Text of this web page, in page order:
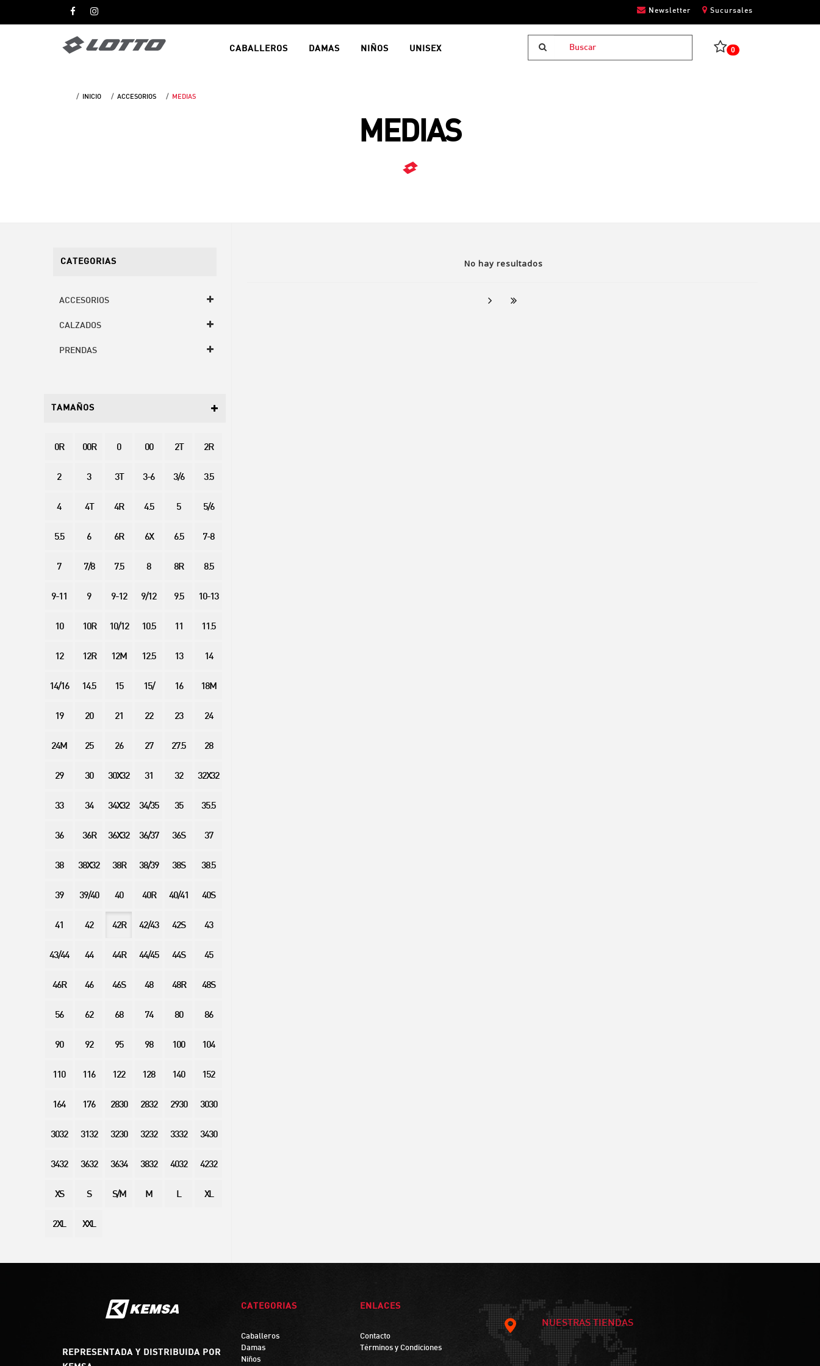
Newsletter Sucursales
0
CABALLEROS DAMAS NIÑOS UNISEX
INICIO ACCESORIOS MEDIAS
MEDIAS
No hay resultados
CATEGORIAS
ACCESORIOS
CALZADOS
PRENDAS
TAMAÑOS
0R 00R 0 00 2T 2R
2 3 3T 3-6 3/6 3.5
4 4T 4R 4.5 5 5/6
5.5 6 6R 6X 6.5 7-8
7 7/8 7.5 8 8R 8.5
9-11 9 9-12 9/12 9.5 10-13
10 10R 10/12 10.5 11 11.5
12 12R 12M 12.5 13 14
14/16 14.5 15 15/ 16 18M
19 20 21 22 23 24
24M 25 26 27 27.5 28
29 30 30X32 31 32 32X32
33 34 34X32 34/35 35 35.5
36 36R 36X32 36/37 36S 37
38 38X32 38R 38/39 38S 38.5
39 39/40 40 40R 40/41 40S
41 42 42R 42/43 42S 43
43/44 44 44R 44/45 44S 45
46R 46 46S 48 48R 48S
56 62 68 74 80 86
90 92 95 98 100 104
110 116 122 128 140 152
164 176 2830 2832 2930 3030
3032 3132 3230 3232 3332 3430
3432 3632 3634 3832 4032 4232
XS S S/M M L XL
2XL XXL
REPRESENTADA Y DISTRIBUIDA POR
CATEGORIAS
Caballeros
Damas
Niños
ENLACES
Contacto
Términos y Condiciones
NUESTRAS TIENDAS